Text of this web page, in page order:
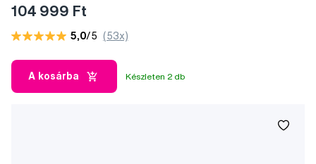
104 999 Ft
5,0/5 (53x)
A kosárba Készleten 2 db